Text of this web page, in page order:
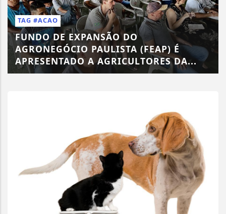
TAG #ACAO
FUNDO DE EXPANSÃO DO
AGRONEGÓCIO PAULISTA (FEAP) É
APRESENTADO A AGRICULTORES DA...